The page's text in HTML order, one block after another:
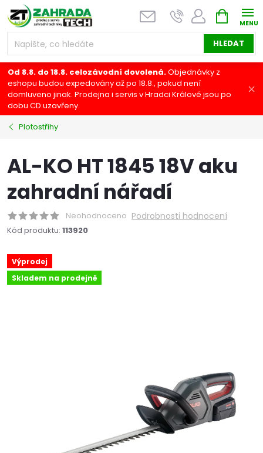
Přejít
na
obsah
HLEDAT
NÁKUPNÍ
KOŠÍK
Od 8.8. do 18.8. celozávodní dovolená.Objednávky z
eshopu budou expedovány až po 18.8., pokud není
domluveno jinak. Prodejna i servis v Hradci Králové jsou po
dobu CD uzavřeny.
Plotostřihy
AL-KO HT 1845 18V aku
zahradní nářadí
Neohodnoceno Podrobnosti hodnocení
Kód produktu: 113920
Výprodej
Skladem na prodejně